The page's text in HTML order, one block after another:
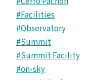
#Facilities
#Observatory
#Summit
#Summit Facility
#on-sky